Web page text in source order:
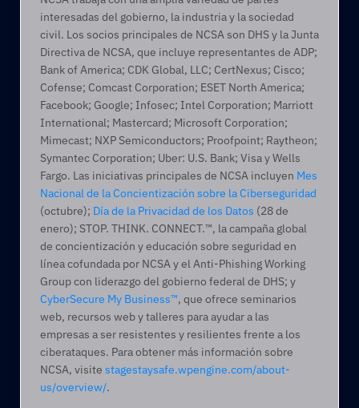
interesadas del gobierno, la industria y la sociedad
civil. Los socios principales de NCSA son DHS y la Junta
Directiva de NCSA, que incluye representantes de ADP;
Bank of America; CDK Global, LLC; CertNexus; Cisco;
Cofense; Comcast Corporation; ESET North America;
Facebook; Google; Infosec; Intel Corporation; Marriott
International; Mastercard; Microsoft Corporation;
Mimecast; NXP Semiconductors; Proofpoint; Raytheon;
Symantec Corporation; Uber: U.S. Bank; Visa y Wells
Fargo. Las iniciativas principales de NCSA incluyen Mes
Nacional de la Concientización sobre la Ciberseguridad
(octubre); Día de la Privacidad de los Datos (28 de
enero); STOP. THINK. CONNECT.™, la campaña global
de concientización y educación sobre seguridad en
línea cofundada por NCSA y el Anti-Phishing Working
CyberSecure My Business™, que ofrece seminarios
web, recursos web y talleres para ayudar a las
empresas a ser resistentes y resilientes frente a los
ciberataques. Para obtener más información sobre
NCSA, visite stagestaysafe.wpengine.com/about-
us/overview/.